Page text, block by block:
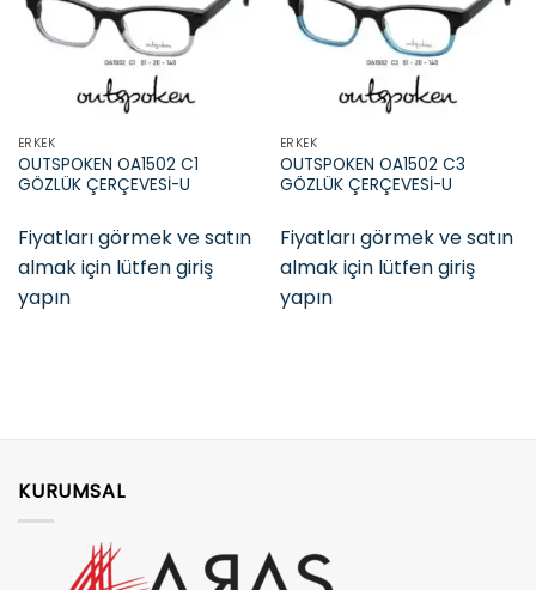
Add to
wishlist
ERKEK
OUTSPOKEN OA1502 C1
GÖZLÜK ÇERÇEVESİ-U
Fiyatları görmek ve satın
almak için lütfen giriş
yapın
Add to
wishlist
ERKEK
OUTSPOKEN OA1502 C3
GÖZLÜK ÇERÇEVESİ-U
Fiyatları görmek ve satın
almak için lütfen giriş
yapın
KURUMSAL